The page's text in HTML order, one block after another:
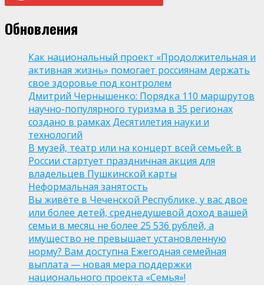
Обновления
Как национальный проект «Продолжительная и
активная жизнь» помогает россиянам держать
свое здоровье под контролем
Дмитрий Чернышенко: Порядка 110 маршрутов
научно-популярного туризма в 35 регионах
создано в рамках Десятилетия науки и
технологий
В музей, театр или на концерт всей семьей: в
России стартует праздничная акция для
владельцев Пушкинской карты
Неформальная занятость
Вы живёте в Чеченской Республике, у вас двое
или более детей, среднедушевой доход вашей
семьи в месяц не более 25 536 рублей, а
имущество не превышает установленную
норму? Вам доступна Ежегодная семейная
выплата — новая мера поддержки
национального проекта «Семья»!